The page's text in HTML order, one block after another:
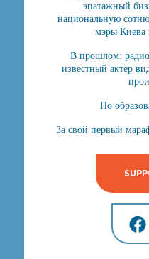
эпатажный
национальную
мэры Киева
В прошлом:
известный актер
По
За свой первый